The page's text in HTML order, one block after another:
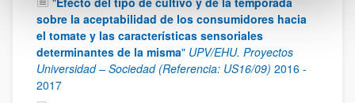
sobre la aceptabilidad de los consumidores hacia
el tomate y las características sensoriales
determinantes de la misma" UPV/EHU. Proyectos
Universidad – Sociedad (Referencia: US16/09) 2016 -
2017